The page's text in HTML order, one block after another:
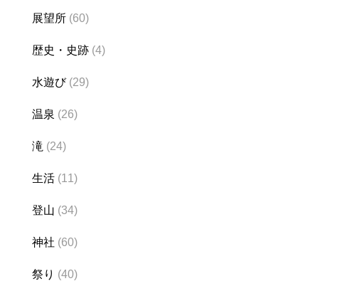
展望所 (60)
歴史・史跡 (4)
水遊び(29)
温泉 (26)
滝 (24)
生活 (11)
登山 (34)
神社 (60)
祭り (40)